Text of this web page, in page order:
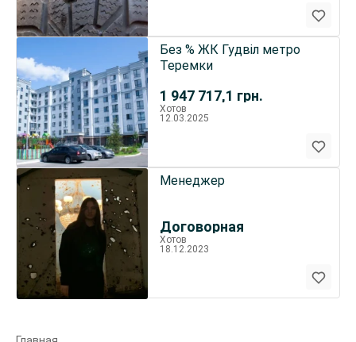
1 947 717,1 грн.
Без % ЖК Гудвіл метро
Теремки
Хотов
12.03.2025
Договорная
Менеджер
Хотов
18.12.2023